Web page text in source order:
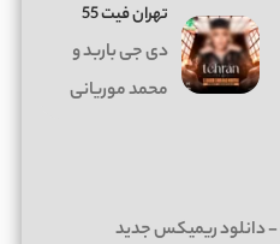
تهران فیت 55
دی جی باربد و
محمد موریانی
-دانلود ریمیکس جدید